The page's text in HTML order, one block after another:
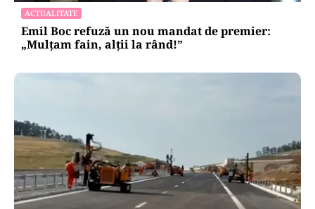
ACTUALITATE
Emil Boc refuză un nou mandat de premier:
„Mulțam fain, alții la rând!”